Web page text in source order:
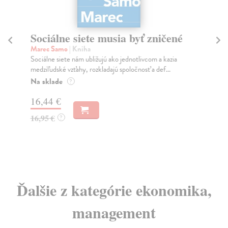
Sociálne siete musia byť zničené
Marec Samo| Kniha
Sociálne siete nám ubližujú ako jednotlivcom a kazia
medziľudské vzťahy, rozkladajú spoločnosť a def...
Na sklade ?
16,44 €
16,95 € ?
Ďalšie z kategórie ekonomika,
management